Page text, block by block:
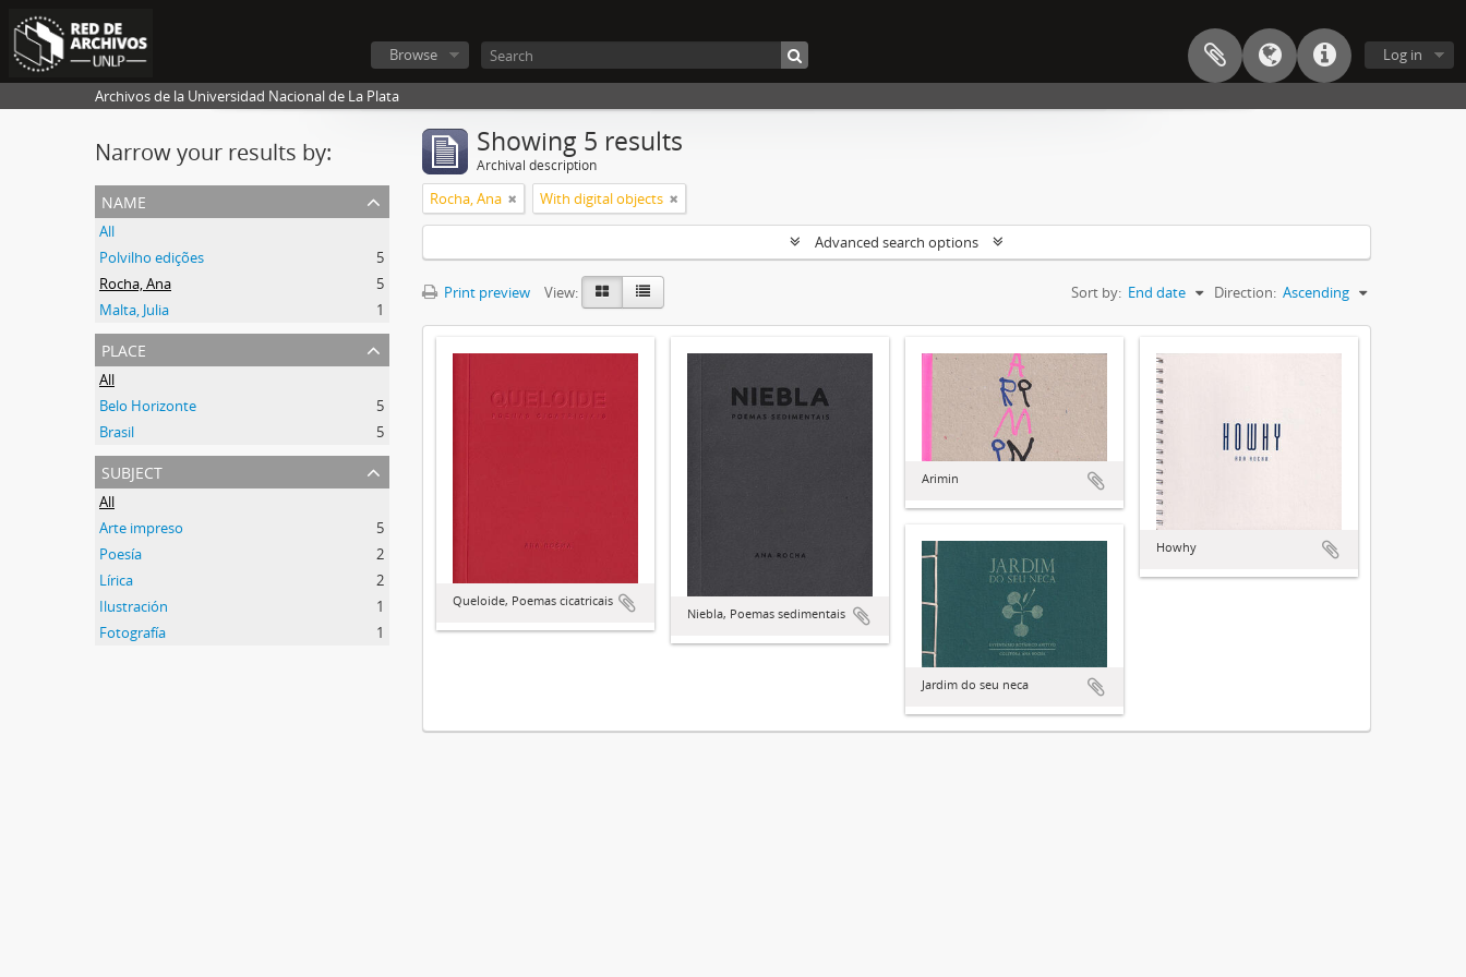
Log in
Browse
Archivos de la Universidad Nacional de La Plata
Narrow your results by:
name
All
Polvilho edições
5
Rocha, Ana
5
Malta, Julia
1
place
All
Belo Horizonte
5
Brasil
5
subject
All
Arte impreso
5
Poesía
2
Lírica
2
Ilustración
1
Fotografía
1
Showing 5 results
Archival description
Rocha, Ana With digital objects
Advanced search options
Print preview View: Sort by: End date Direction: Ascending
Queloide, Poemas cicatricais
Niebla, Poemas sedimentais
Arimin
Howhy
Jardim do seu neca